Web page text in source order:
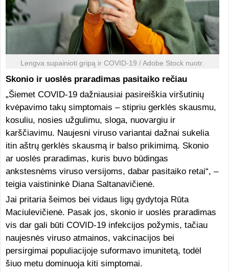
Lengva supainioti gripą ir COVID-19 / Adobe Stock nuotr.
Skonio ir uoslės praradimas pasitaiko rečiau
„Šiemet COVID-19 dažniausiai pasireiškia viršutinių
kvėpavimo takų simptomais – stipriu gerklės skausmu,
kosuliu, nosies užgulimu, sloga, nuovargiu ir
karščiavimu. Naujesni viruso variantai dažnai sukelia
itin aštrų gerklės skausmą ir balso prikimimą. Skonio
ar uoslės praradimas, kuris buvo būdingas
ankstesnėms viruso versijoms, dabar pasitaiko retai“, –
teigia vaistininkė Diana Saltanavičienė.
Jai pritaria šeimos bei vidaus ligų gydytoja Rūta
Maciulevičienė. Pasak jos, skonio ir uoslės praradimas
vis dar gali būti COVID-19 infekcijos požymis, tačiau
naujesnės viruso atmainos, vakcinacijos bei
persirgimai populiacijoje suformavo imunitetą, todėl
šiuo metu dominuoja kiti simptomai.